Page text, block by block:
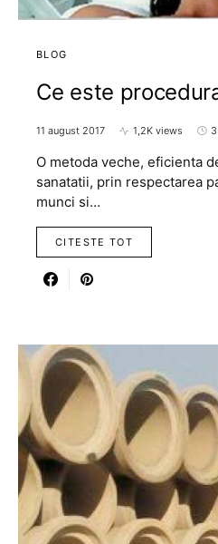
BLOG
Ce este
11 august 2017 1,2K views
O metoda veche, eficienta
sanatatii, prin respectarea
munci si…
CITESTE TOT